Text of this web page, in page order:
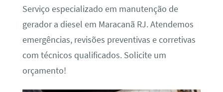
Serviço especializado em manutenção de
gerador a diesel em Maracanã RJ. Atendemos
emergências, revisões preventivas e corretivas
com técnicos qualificados. Solicite um
orçamento!